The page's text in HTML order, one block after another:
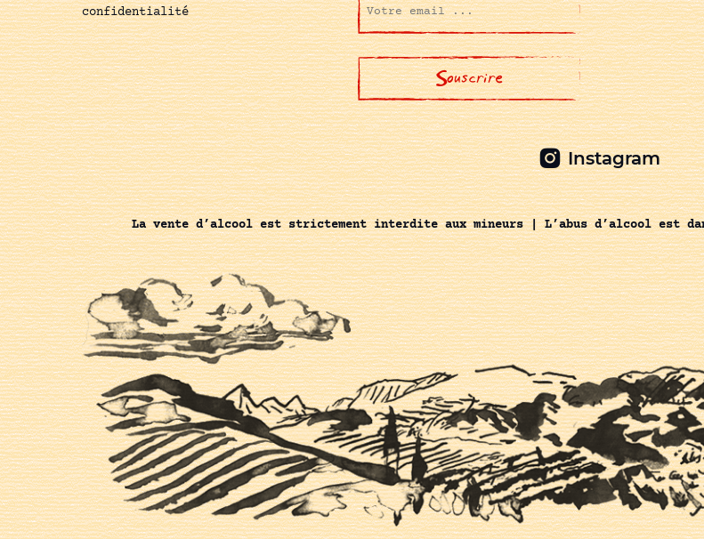
confidentialité
Instagram
La vente d’alcool est strictement interdite aux mineurs | L’abus d’alcool est